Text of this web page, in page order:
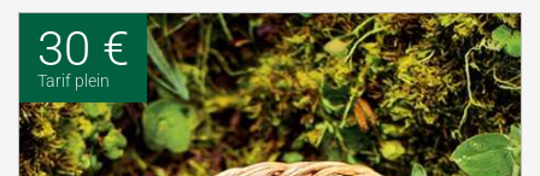
30 €
Tarif plein